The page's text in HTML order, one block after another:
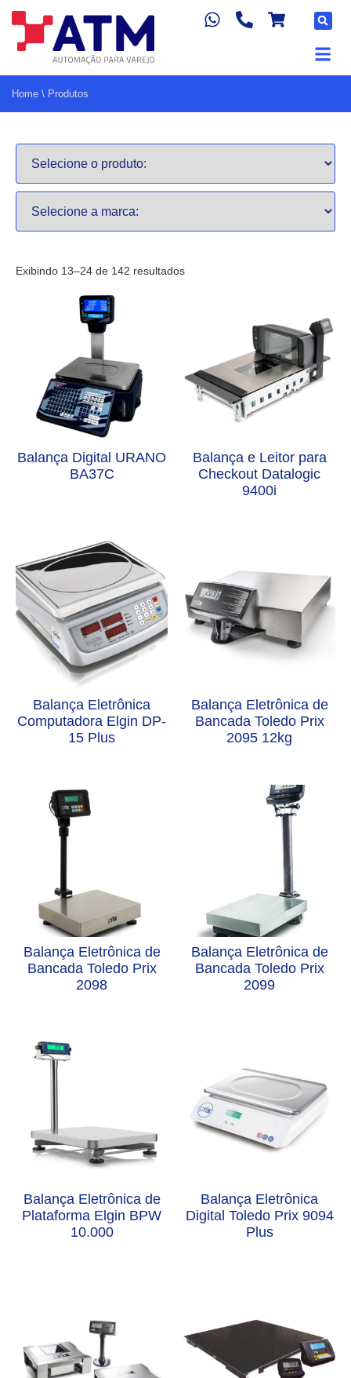
Home \ Produtos
Exibindo 13–24 de 142 resultados
Balança Digital URANO
BA37C
Balança e Leitor para
Checkout Datalogic
9400i
Balança Eletrônica
Computadora Elgin DP-
15 Plus
Balança Eletrônica de
Bancada Toledo Prix
2095 12kg
Balança Eletrônica de
Bancada Toledo Prix
2098
Balança Eletrônica de
Bancada Toledo Prix
2099
Balança Eletrônica de
Plataforma Elgin BPW
10.000
Balança Eletrônica
Digital Toledo Prix 9094
Plus